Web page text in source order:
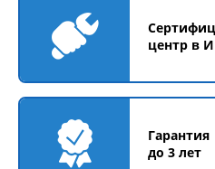
центр в
Гарантия
до 3 лет